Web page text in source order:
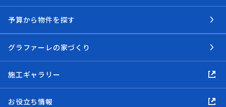
予算から物件を探す
グラファーレの家づくり
施工ギャラリー
お役立ち情報